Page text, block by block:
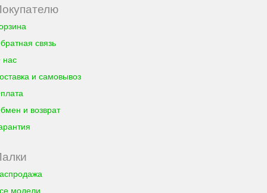
связь
нас
и самовывоз
и возврат
модели